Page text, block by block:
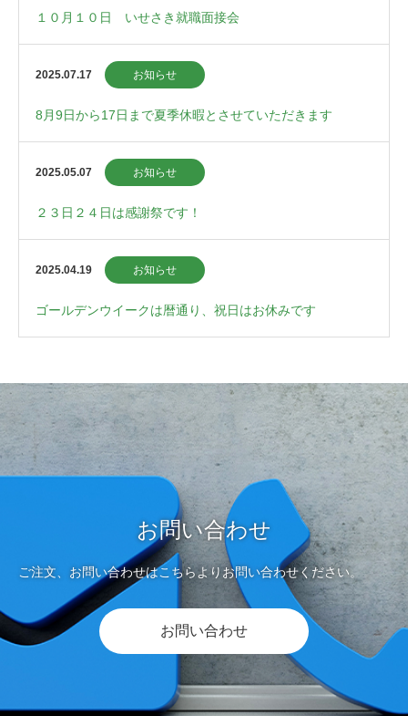
１０月１０日 いせさき就職面接会
2025.07.17 お知らせ
8月9日から17日まで夏季休暇とさせていただきます
2025.05.07 お知らせ
２３日２４日は感謝祭です！
2025.04.19 お知らせ
ゴールデンウイークは暦通り、祝日はお休みです
お問い合わせ
ご注文、お問い合わせはこちらよりお問い合わせください。
お問い合わせ